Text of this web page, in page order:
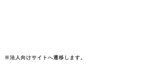
※法人向けサイトへ遷移します。